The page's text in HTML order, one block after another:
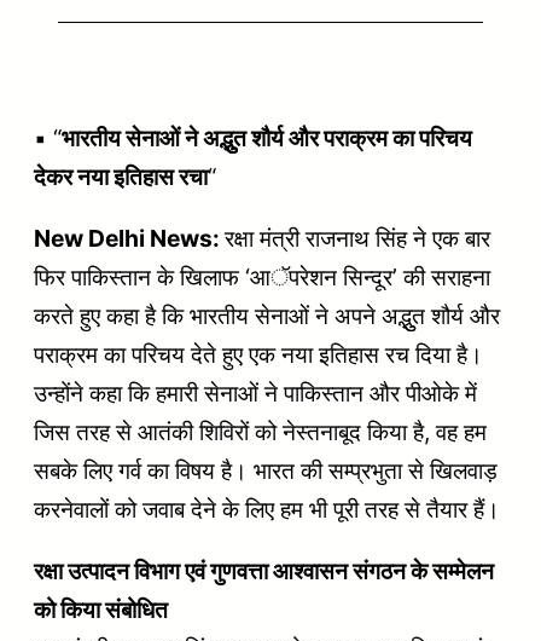
▪︎ “भारतीय सेनाओं ने अद्भुुत शौर्य और पराक्रम का परिचय
देकर नया इतिहास रचा“
New Delhi News:रक्षा मंत्री राजनाथ सिंह ने एक बार
फिर पाकिस्तान के खिलाफ ‘आॅपरेशन सिन्दूर’ की सराहना
करते हुए कहा है कि भारतीय सेनाओं ने अपने अद्भुुत शौर्य और
पराक्रम का परिचय देते हुए एक नया इतिहास रच दिया है।
उन्होंने कहा कि हमारी सेनाओं ने पाकिस्तान और पीओके में
जिस तरह से आतंकी शिविरों को नेस्तनाबूद किया है, वह हम
सबके लिए गर्व का विषय है। भारत की सम्प्रभुता से खिलवाड़
करनेवालों को जवाब देने के लिए हम भी पूरी तरह से तैयार हैं।
रक्षा उत्पादन विभाग एवं गुणवत्ता आश्वासन संगठन के सम्मेलन
को किया संबोधित